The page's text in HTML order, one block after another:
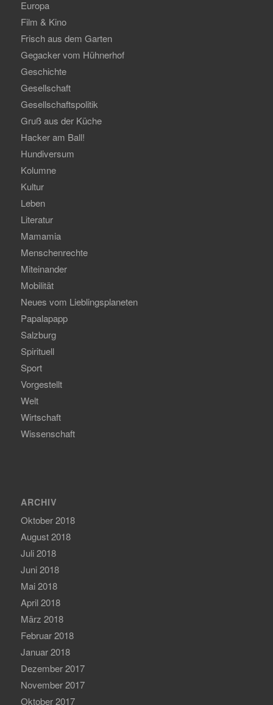
Europa
Film & Kino
Frisch aus dem Garten
Gegacker vom Hühnerhof
Geschichte
Gesellschaft
Gesellschaftspolitik
Gruß aus der Küche
Hacker am Ball!
Hundiversum
Kolumne
Kultur
Leben
Literatur
Mamamia
Menschenrechte
Miteinander
Mobilität
Neues vom Lieblingsplaneten
Papalapapp
Salzburg
Spirituell
Sport
Vorgestellt
Welt
Wirtschaft
Wissenschaft
ARCHIV
Oktober 2018
August 2018
Juli 2018
Juni 2018
Mai 2018
April 2018
März 2018
Februar 2018
Januar 2018
Dezember 2017
November 2017
Oktober 2017